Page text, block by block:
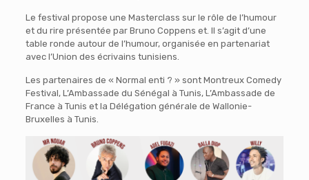
Le festival propose une Masterclass sur le rôle de l’humour
et du rire présentée par Bruno Coppens et. Il s’agit d’une
table ronde autour de l’humour, organisée en partenariat
avec l’Union des écrivains tunisiens.
Les partenaires de « Normal enti ? » sont Montreux Comedy
Festival, L’Ambassade du Sénégal à Tunis, L’Ambassade de
France à Tunis et la Délégation générale de Wallonie-
Bruxelles à Tunis.